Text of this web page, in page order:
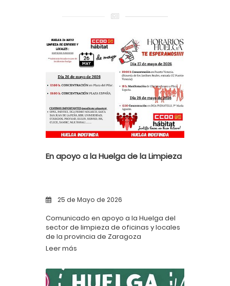
En apoyo a la Huelga de la Limpieza
25 de Mayo de 2026
Comunicado en apoyo a la Huelga del
sector de limpieza de oficinas y locales
de la provincia de Zaragoza
Leer más